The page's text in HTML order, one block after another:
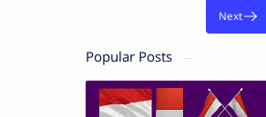
Popular Posts